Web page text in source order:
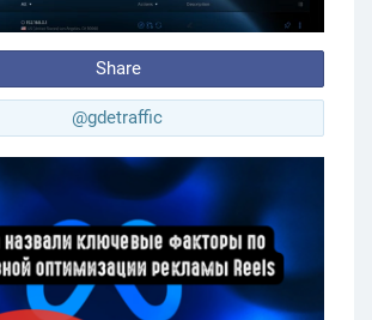
Share
@gdetraffic